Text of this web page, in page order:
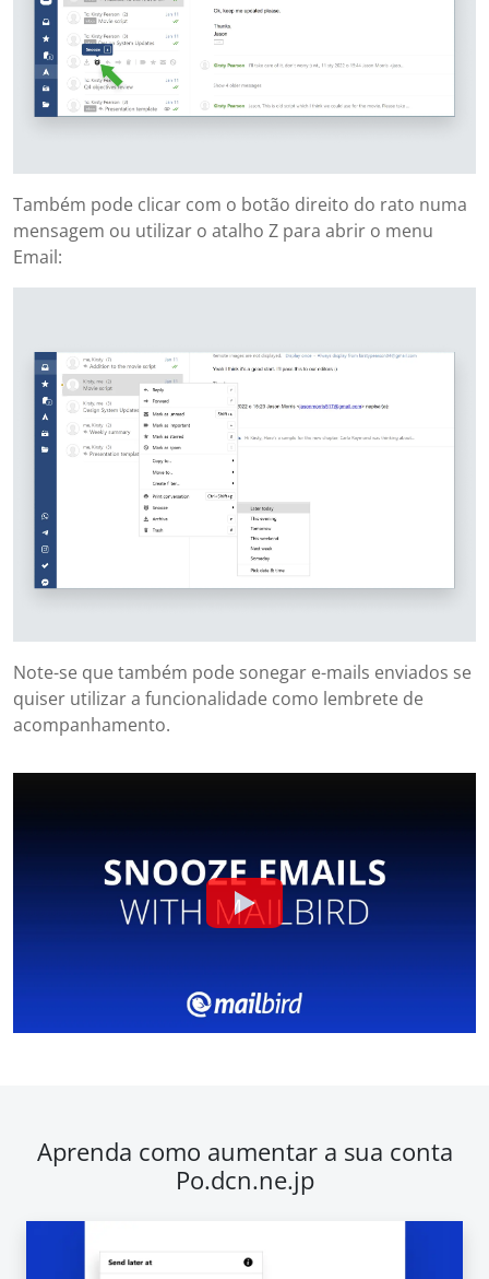
Também pode clicar com o botão direito do rato numa
mensagem ou utilizar o atalho Z para abrir o menu
Email:
Note-se que também pode sonegar e-mails enviados se
quiser utilizar a funcionalidade como lembrete de
acompanhamento.
Aprenda como aumentar a sua conta
Po.dcn.ne.jp